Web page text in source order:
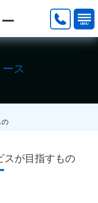
ス
の
スが目指すもの